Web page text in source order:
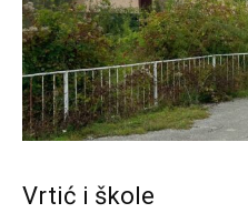
Vrtić i škole